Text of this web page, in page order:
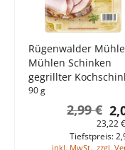
Rügenwalder Mühle
Mühlen Schinken
gegrillter
90 g
2,99 €
23,22
inkl. MwSt., zzgl.
Tiefstpreis: